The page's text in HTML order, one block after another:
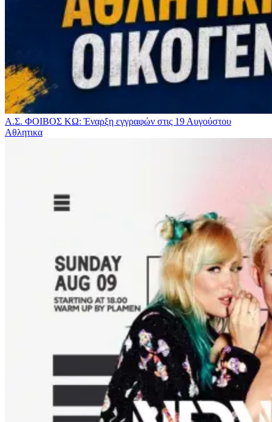
Α.Σ. ΦΟΙΒΟΣ ΚΩ: Έναρξη εγγραφών στις 19 Αυγούστου
Αθλητικα